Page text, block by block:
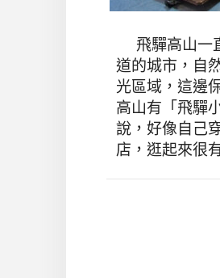
飛驒高山一
道的城市，自
光區域，這邊
高山有「飛驒
說，好像自己
店，逛起來很